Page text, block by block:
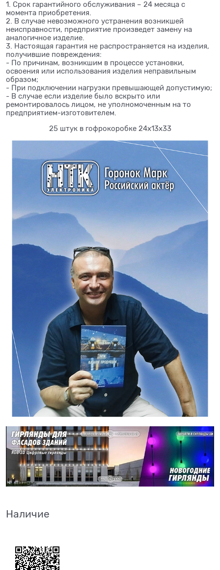
1. Срок гарантийного обслуживания – 24 месяца с
момента приобретения.
2. В случае невозможного устранения возникшей
неисправности, предприятие произведет замену на
аналогичное изделие.
3. Настоящая гарантия не распространяется на изделия,
получившие повреждения:
- По причинам, возникшим в процессе установки,
освоения или использования изделия неправильным
образом;
- При подключении нагрузки превышающей допустимую;
- В случае если изделие было вскрыто или
ремонтировалось лицом, не уполномоченным на то
предприятием-изготовителем.
25 штук в гофрокоробке 24х13х33
Наличие